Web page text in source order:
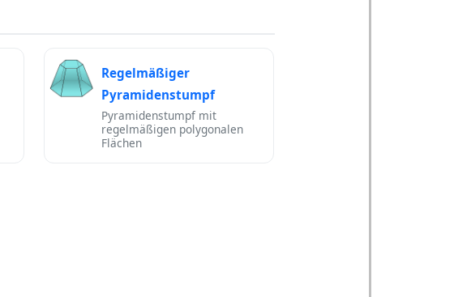
Regelmäßiger
Pyramidenstumpf
Pyramidenstumpf mit
regelmäßigen polygonalen
Flächen